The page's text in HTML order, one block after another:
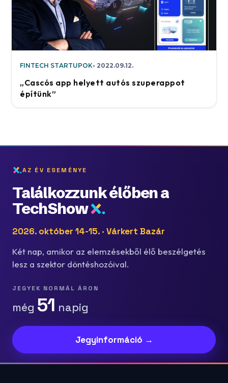
FINTECH STARTUPOK 2022.09.12.
„Cascós app helyett autós szuperappot
építünk”
AZ ÉV ESEMÉNYE
Találkozzunk élőben a
TechShow
2026. október 14-15. · Várkert Bazár
Két nap, amikor az elemzésekből élő beszélgetés
lesz a szektor döntéshozóival.
JEGYEK NORMÁL ÁRON
még 51 napig
Jegyinformáció →